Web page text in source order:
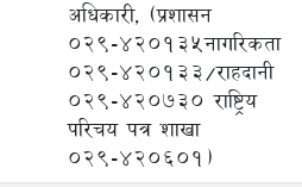
अधिकारी, (प्रशासन
०२९-४२०१३५नागरिकता
०२९-४२०१३३/राहदानी
०२९-४२०७३० राष्ट्रिय
परिचय पत्र शाखा
०२९-४२०६०१)